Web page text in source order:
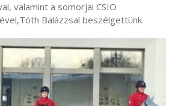
valamint a somorjai CSIO
Balázzsal beszélgettünk.